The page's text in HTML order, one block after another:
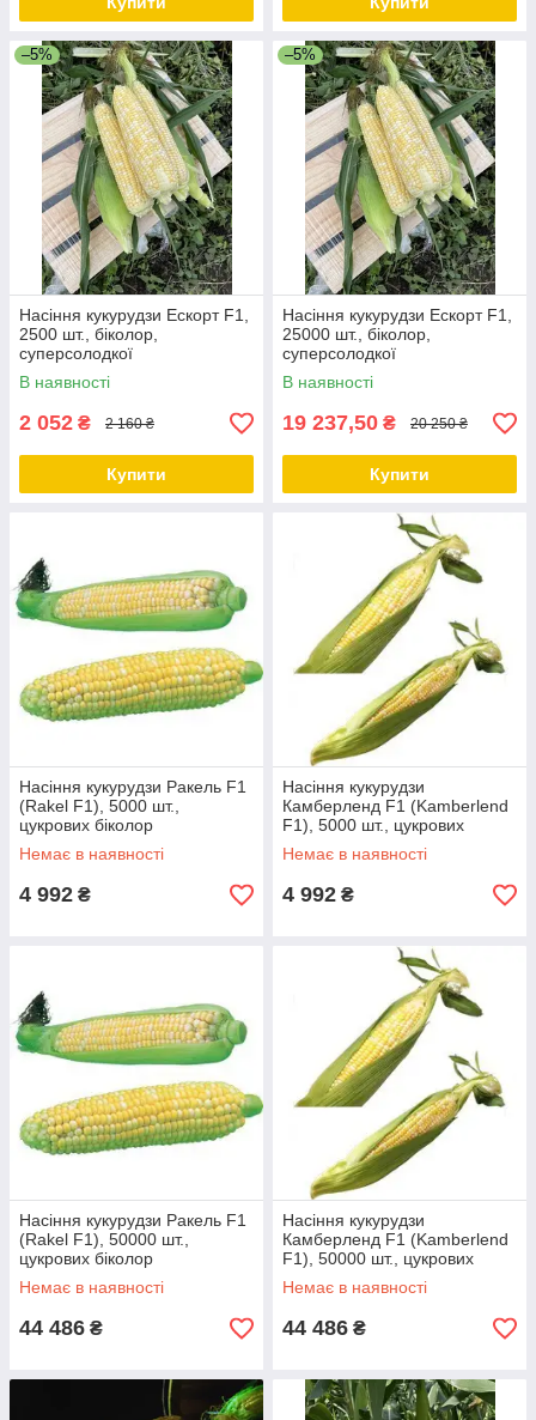
–5%
Насіння кукурудзи Ескорт F1,
2500 шт., біколор,
суперсолодкої
В наявності
2 052 ₴ 2 160 ₴
Купити
–5%
Насіння кукурудзи Ескорт F1,
25000 шт., біколор,
суперсолодкої
В наявності
19 237,50 ₴ 20 250 ₴
Купити
Насіння кукурудзи Ракель F1
(Rakel F1), 5000 шт.,
цукрових біколор
Немає в наявності
4 992 ₴
Насіння кукурудзи
Камберленд F1 (Kamberlend
F1), 5000 шт., цукрових
біколор
Немає в наявності
4 992 ₴
Насіння кукурудзи Ракель F1
(Rakel F1), 50000 шт.,
цукрових біколор
Немає в наявності
44 486 ₴
Насіння кукурудзи
Камберленд F1 (Kamberlend
F1), 50000 шт., цукрових
біколор
Немає в наявності
44 486 ₴